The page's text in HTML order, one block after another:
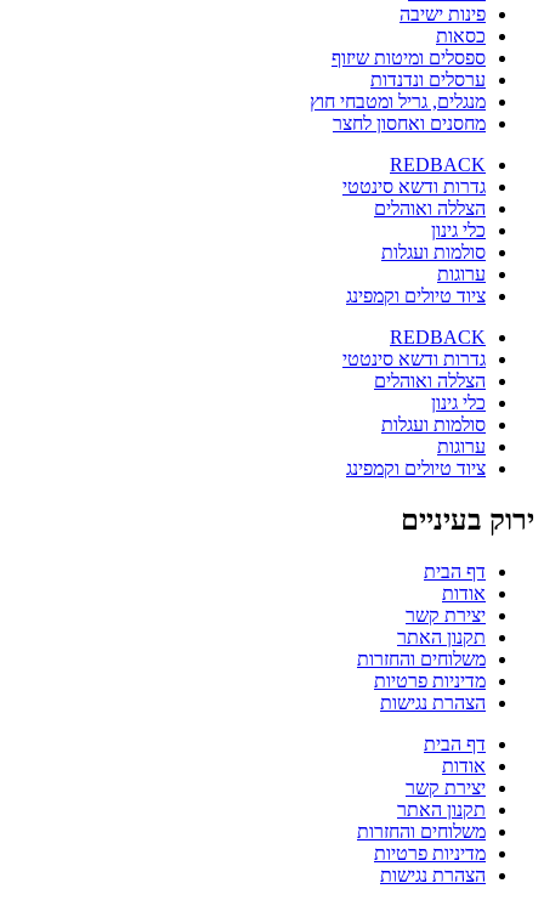
פינות ישיבה
כסאות
ספסלים ומיטות שיזוף
ערסלים ונדנדות
מנגלים, גריל ומטבחי חוץ
מחסנים ואחסון לחצר
REDBACK
גדרות ודשא סינטטי
הצללה ואוהלים
כלי גינון
סולמות ועגלות
ערוגות
ציוד טיולים וקמפינג
REDBACK
גדרות ודשא סינטטי
הצללה ואוהלים
כלי גינון
סולמות ועגלות
ערוגות
ציוד טיולים וקמפינג
ירוק בעיניים
דף הבית
אודות
יצירת קשר
תקנון האתר
משלוחים והחזרות
מדיניות פרטיות
הצהרת נגישות
דף הבית
אודות
יצירת קשר
תקנון האתר
משלוחים והחזרות
מדיניות פרטיות
הצהרת נגישות